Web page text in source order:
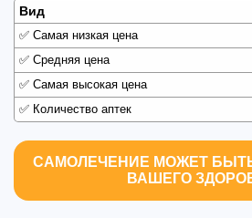
Вид
✅ Самая низкая цена
✅ Средняя цена
✅ Самая высокая цена
✅ Количество аптек
САМОЛЕЧЕНИЕ МОЖЕТ
ВАШЕГО